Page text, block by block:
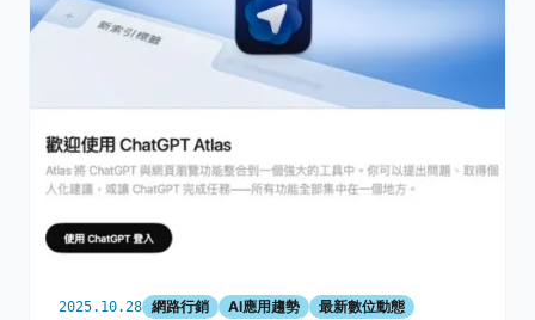
2025.10.28 網路行銷 AI應用趨勢 最新數位動態